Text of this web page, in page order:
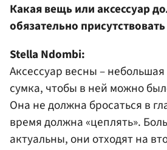
Какая вещь или аксессуар
обязательно
Stella Ndombi:
Аксессуар весны –
сумка, чтобы в ней можно
Она не должна бросаться в
время должна «цеплять».
актуальны, они отходят на